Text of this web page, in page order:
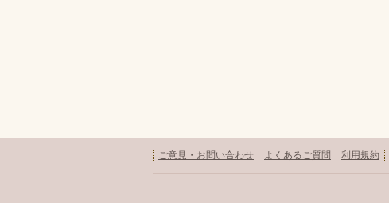
ご意見・お問い合わせ よくあるご質問 利用規約